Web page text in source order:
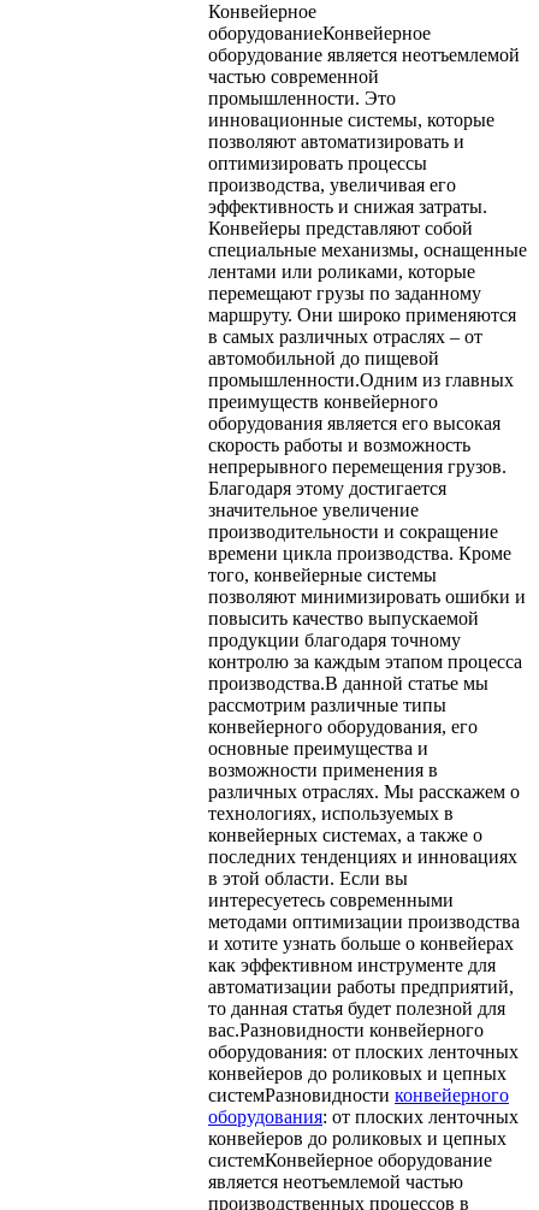
Конвейерное
оборудованиеКонвейерное
оборудование является неотъемлемой
частью современной
промышленности. Это
инновационные системы, которые
позволяют автоматизировать и
оптимизировать процессы
производства, увеличивая его
эффективность и снижая затраты.
Конвейеры представляют собой
специальные механизмы, оснащенные
лентами или роликами, которые
перемещают грузы по заданному
маршруту. Они широко применяются
в самых различных отраслях – от
автомобильной до пищевой
промышленности.Одним из главных
преимуществ конвейерного
оборудования является его высокая
скорость работы и возможность
непрерывного перемещения грузов.
Благодаря этому достигается
значительное увеличение
производительности и сокращение
времени цикла производства. Кроме
того, конвейерные системы
позволяют минимизировать ошибки и
повысить качество выпускаемой
продукции благодаря точному
контролю за каждым этапом процесса
производства.В данной статье мы
рассмотрим различные типы
конвейерного оборудования, его
основные преимущества и
возможности применения в
различных отраслях. Мы расскажем о
технологиях, используемых в
конвейерных системах, а также о
последних тенденциях и инновациях
в этой области. Если вы
интересуетесь современными
методами оптимизации производства
и хотите узнать больше о конвейерах
как эффективном инструменте для
автоматизации работы предприятий,
то данная статья будет полезной для
вас.Разновидности конвейерного
оборудования: от плоских ленточных
конвейеров до роликовых и цепных
системРазновидности конвейерного
оборудования: от плоских ленточных
конвейеров до роликовых и цепных
системКонвейерное оборудование
является неотъемлемой частью
производственных процессов в